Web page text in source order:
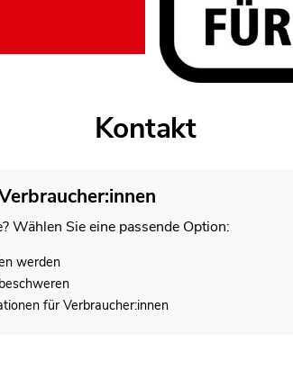
Kontakt
Wählen Sie eine passende Option:
werden
für Verbraucher:innen